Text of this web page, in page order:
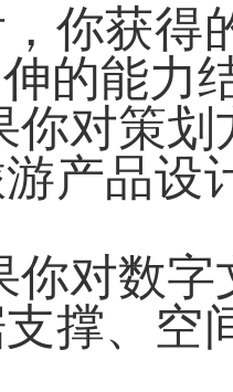
你获得
的能力
你对策
产品设
你对数
撑、空